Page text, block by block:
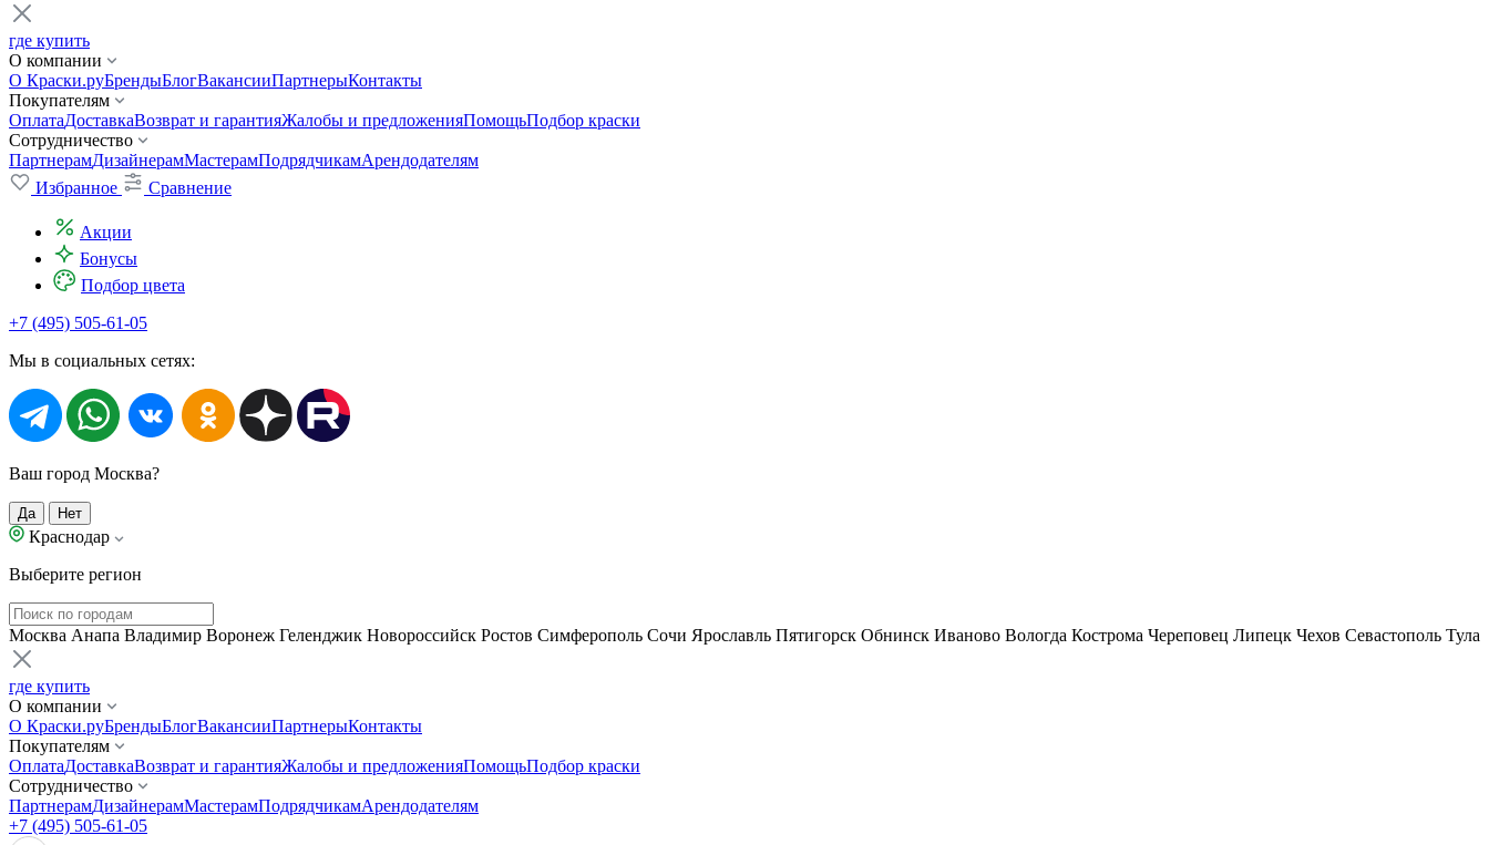
где купить
О компании
О Краски.руБрендыБлогВакансииПартнерыКонтакты
Покупателям
ОплатаДоставкаВозврат и гарантияЖалобы и предложенияПомощьПодбор краски
Сотрудничество
ПартнерамДизайнерамМастерамПодрядчикамАрендодателям
Избранное
Сравнение
Акции
Бонусы
Подбор цвета
+7 (495) 505-61-05
Мы в социальных сетях:
Ваш город Москва?
Да Нет
Краснодар
Выберите регион
Москва Анапа Владимир Воронеж Геленджик Новороссийск Ростов Симферополь Сочи Ярославль Пятигорск Обнинск Иваново Вологда Кострома Череповец Липецк Чехов Севастополь Тула
где купить
О компании
О Краски.руБрендыБлогВакансииПартнерыКонтакты
Покупателям
ОплатаДоставкаВозврат и гарантияЖалобы и предложенияПомощьПодбор краски
Сотрудничество
ПартнерамДизайнерамМастерамПодрядчикамАрендодателям
+7 (495) 505-61-05